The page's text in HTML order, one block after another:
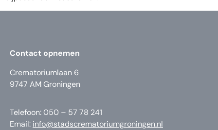
Contact opnemen
Crematoriumlaan 6
9747 AM Groningen
Telefoon: 050 – 57 78 241
Email: info@stadscrematoriumgroningen.nl